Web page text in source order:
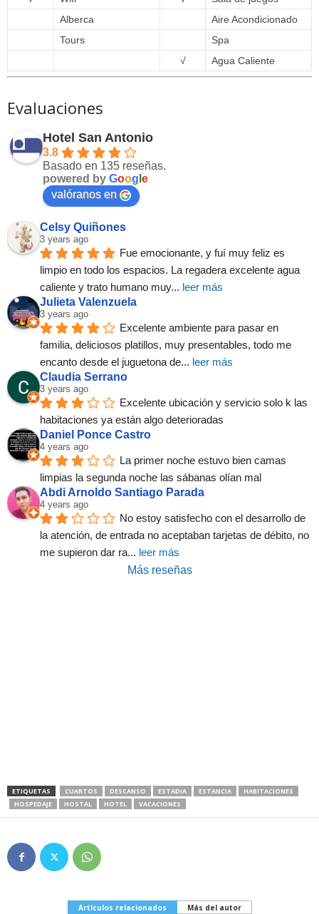
Alberca
Aire Acondicionado
Tours
Spa
√
Agua Caliente
Evaluaciones
Hotel San Antonio
3.8
Basado en 135 reseñas.
powered by Goog e
valóranos en
Celsy Quiñones
3 years ago
Fue emocionante, y fuí muy feliz es
limpio en todo los espacios. La regadera excelente agua
caliente y trato humano muy... leer más
Julieta Valenzuela
3 years ago
Excelente ambiente para pasar en
familia, deliciosos platillos, muy presentables, todo me
encanto desde el juguetona de... leer más
Claudia Serrano
3 years ago
Excelente ubicación y servicio solo k las
habitaciones ya están algo deterioradas
Daniel Ponce Castro
4 years ago
La primer noche estuvo bien camas
limpias la segunda noche las sábanas olían mal
Abdi Arnoldo Santiago Parada
4 years ago
No estoy satisfecho con el desarrollo de
la atención, de entrada no aceptaban tarjetas de débito, no
me supieron dar ra... leer más
Más reseñas
ETIQUETAS CUARTOS DESCANSO ESTADIA ESTANCIA
HABITACIONES
HOSPEDAJE
HOSTAL HOTEL VACACIONES
Artículos relacionados Más del autor